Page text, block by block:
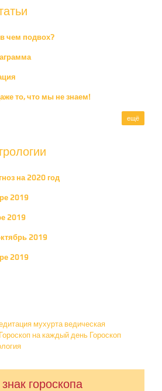
чем подвох?
то, что мы не знаем!
ещё
на 2020 год
2019
2019
2019
2019
мухурта ведическая
Гороскоп на каждый день Гороскоп
гороскопа